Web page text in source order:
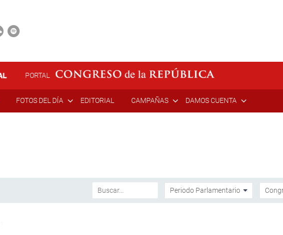
PORTAL
FOTOS DEL DÍA EDITORIAL CAMPAÑAS DAMOS CUENTA